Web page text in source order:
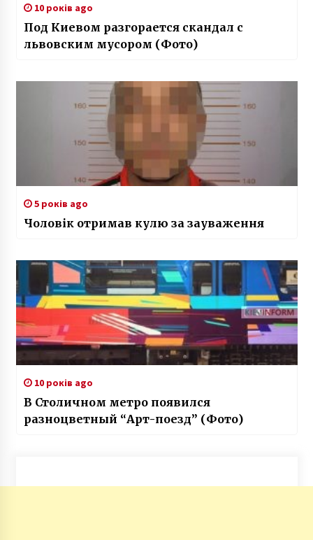
10 років ago
Под Киевом разгорается скандал с
львовским мусором (Фото)
5 років ago
Чоловік отримав кулю за зауваження
10 років ago
В Столичном метро появился
разноцветный “Арт-поезд” (Фото)